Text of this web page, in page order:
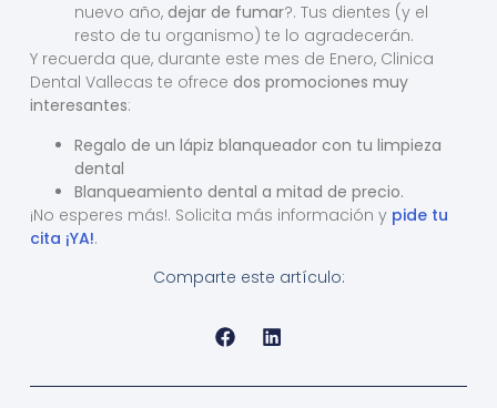
nuevo año, dejar de fumar?. Tus dientes (y el
resto de tu organismo) te lo agradecerán.
Y recuerda que, durante este mes de Enero, Clinica
Dental Vallecas te ofrece dos promociones muy
interesantes:
Regalo de un lápiz blanqueador con tu limpieza
dental
Blanqueamiento dental a mitad de precio.
¡No esperes más!. Solicita más información y pide tu
cita ¡YA!.
Comparte este artículo: